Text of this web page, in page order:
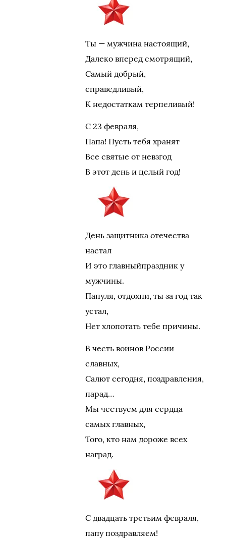
Ты — мужчина настоящий,
Далеко вперед смотрящий,
Самый добрый,
справедливый,
К недостаткам терпеливый!
С 23 февраля,
Папа! Пусть тебя хранят
Все святые от невзгод
В этот день и целый год!
День защитника отечества
настал
И это главныйпраздник у
мужчины.
Папуля, отдохни, ты за год так
устал,
Нет хлопотать тебе причины.
В честь воинов России
славных,
Салют сегодня, поздравления,
парад…
Мы чествуем для сердца
самых главных,
Того, кто нам дороже всех
наград.
С двадцать третьим февраля,
папу поздравляем!